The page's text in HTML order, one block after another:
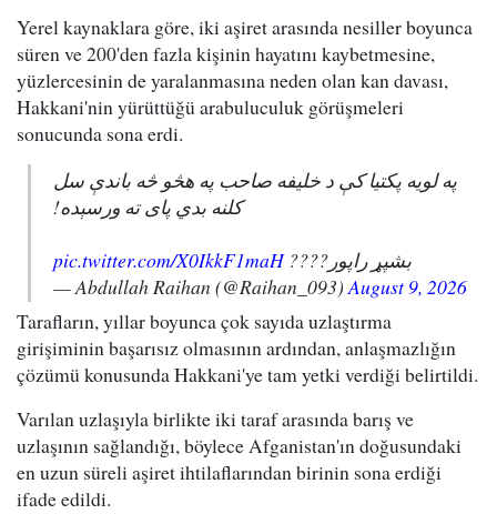
Yerel kaynaklara göre, iki aşiret arasında nesiller boyunca
süren ve 200'den fazla kişinin hayatını kaybetmesine,
yüzlercesinin de yaralanmasına neden olan kan davası,
Hakkani'nin yürüttüğü arabuluculuk görüşmeleri
sonucunda sona erdi.
په لویه پکتیا کې د خلیفه صاحب په هڅو څه باندې سل
کلنه بدي پای ته ورسېده!
بشپړ راپور????pic.twitter.com/X0IkkF1maH
— Abdullah Raihan (@Raihan_093)August 9, 2026
Tarafların, yıllar boyunca çok sayıda uzlaştırma
girişiminin başarısız olmasının ardından, anlaşmazlığın
çözümü konusunda Hakkani'ye tam yetki verdiği belirtildi.
Varılan uzlaşıyla birlikte iki taraf arasında barış ve
uzlaşının sağlandığı, böylece Afganistan'ın doğusundaki
en uzun süreli aşiret ihtilaflarından birinin sona erdiği
ifade edildi.